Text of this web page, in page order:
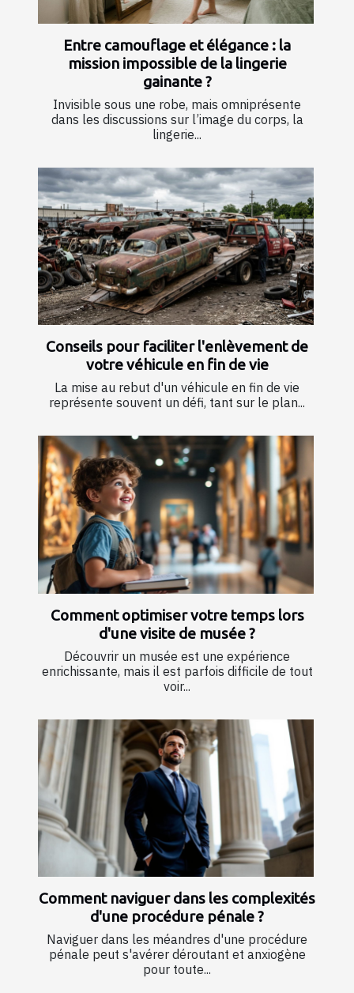
Entre camouflage et élégance : la
mission impossible de la lingerie
gainante ?
Invisible sous une robe, mais omniprésente
dans les discussions sur l’image du corps, la
lingerie...
Conseils pour faciliter l'enlèvement de
votre véhicule en fin de vie
La mise au rebut d'un véhicule en fin de vie
représente souvent un défi, tant sur le plan...
Comment optimiser votre temps lors
d'une visite de musée ?
Découvrir un musée est une expérience
enrichissante, mais il est parfois difficile de tout
voir...
Comment naviguer dans les complexités
d'une procédure pénale ?
Naviguer dans les méandres d'une procédure
pénale peut s'avérer déroutant et anxiogène
pour toute...